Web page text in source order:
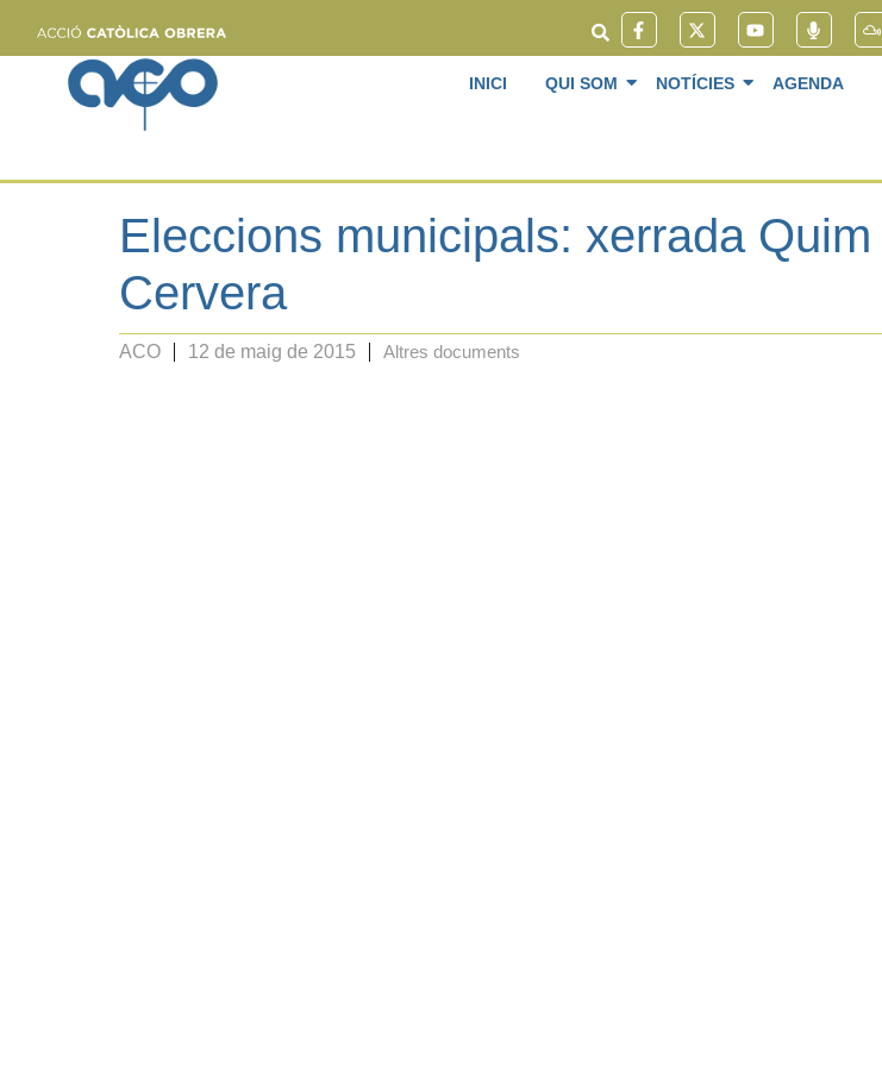
INICI QUI SOM NOTÍCIES AGENDA
Eleccions municipals: xerrada Quim
Cervera
ACO 12 de maig de 2015 Altres documents